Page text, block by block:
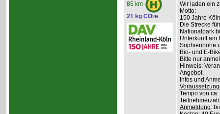
85 km
21 kg CO2e
Wir laden ein
Motto:
150 Jahre
Die Strecke
Nationalpark
Unterkunft am
Sophienhöhe
Bio- und E-
Bitte nur
Hinweis:
Angebot.
Infos und
Tempo von
Anmeldung: